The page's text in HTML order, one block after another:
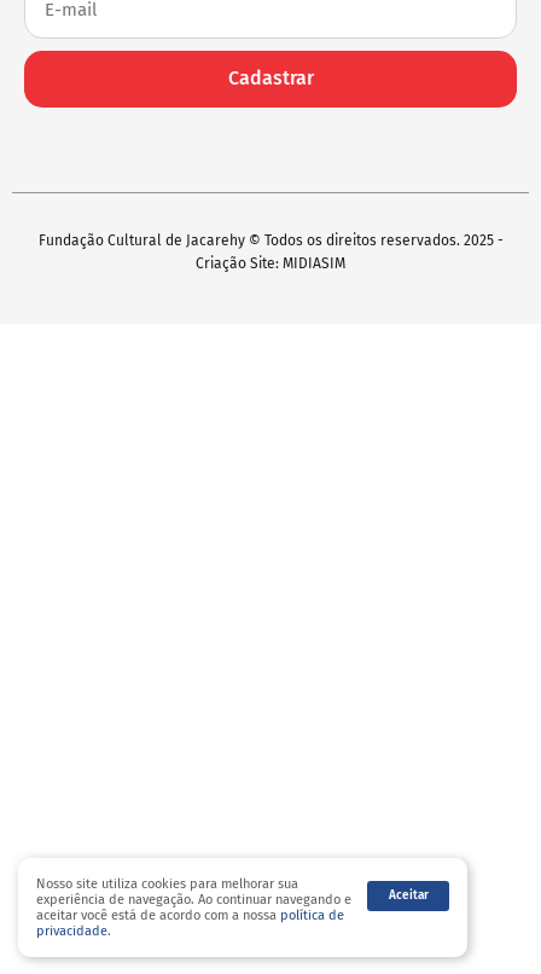
Cadastrar
Fundação Cultural de Jacarehy © Todos os direitos reservados. 2025 -
Criação Site: MIDIASIM
Nosso site utiliza cookies para melhorar sua
experiência de navegação. Ao continuar navegando e
aceitar você está de acordo com a nossa política de
privacidade.
Aceitar